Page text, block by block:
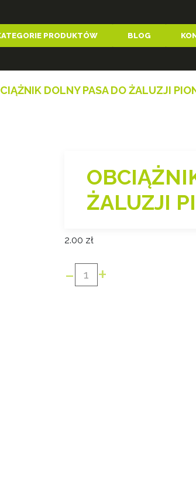
PRODUKTÓW BLOG
DOLNY PASA DO ŻALUZJI
ŻALUZJI
2.00 zł
-
ilość
+